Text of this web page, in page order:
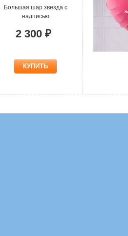
Большая шар звезда с
надписью
2 300 ₽